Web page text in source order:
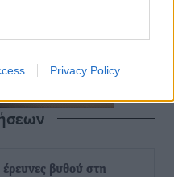
Privacy Policy
βυθού στη